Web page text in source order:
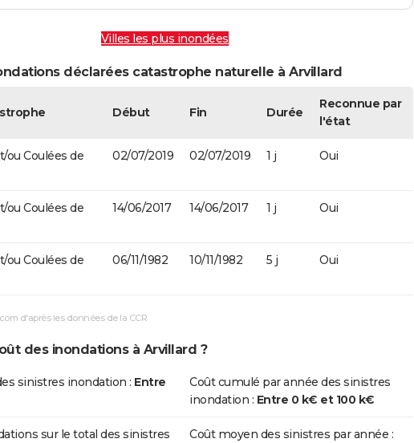
Villes les plus inondées
déclarées catastrophe naturelle à Arvillard
Début Fin Durée
Reconnue par
l'état
ou Coulées de
02/07/2019 02/07/2019 1 j Oui
ou Coulées de
14/06/2017 14/06/2017 1 j Oui
ou Coulées de
06/11/1982 10/11/1982 5 j Oui
d'après les données de la CCR
des inondations à Arvillard ?
sinistres inondation : Entre
Coût cumulé par année des sinistres
inondation : Entre 0 k€ et 100 k€
sur le total des sinistres
Coût moyen des sinistres par année :